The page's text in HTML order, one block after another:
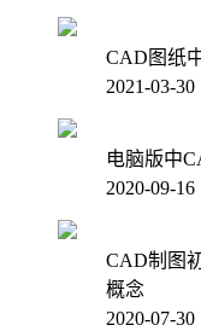
CAD图纸
2021-03-
电脑版中
2020-09-
CAD制图
概念
2020-07-